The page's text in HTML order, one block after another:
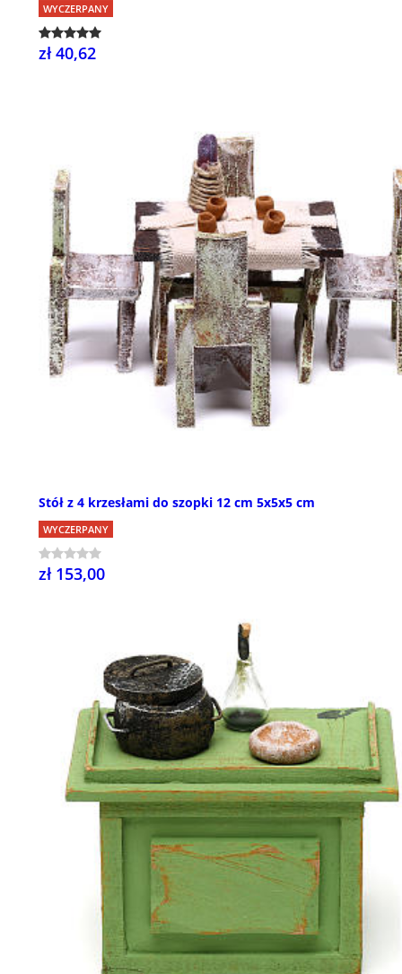
WYCZERPANY
zł 40,62
Stół z 4 krzesłami do szopki 12 cm 5x5x5 cm
WYCZERPANY
zł 153,00